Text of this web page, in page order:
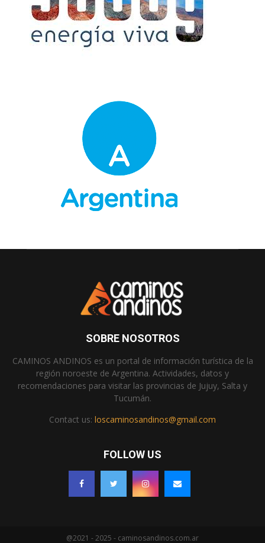
SOBRE NOSOTROS
CAMINOS ANDINOS es un portal de información turística de la
región noroeste de Argentina. Actividades, datos y
recomendaciones para visitar las provincias de Jujuy, Salta y
Tucumán.
Contact us: loscaminosandinos@gmail.com
FOLLOW US
@2021 - 2025 - caminosandinos.com.ar